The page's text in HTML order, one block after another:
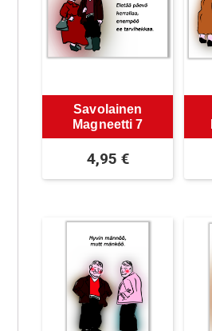
Savolainen
Magneetti 7
4,95 €